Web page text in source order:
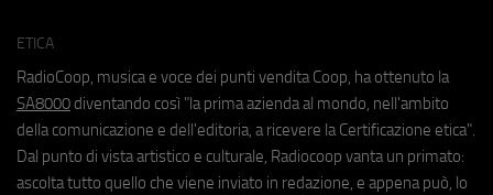
ETICA
RadioCoop, musica e voce dei punti vendita Coop, ha ottenuto la
SA8000 diventando così "la prima azienda al mondo, nell'ambito
della comunicazione e dell'editoria, a ricevere la Certificazione etica".
Dal punto di vista artistico e culturale, Radiocoop vanta un primato:
ascolta tutto quello che viene inviato in redazione, e appena può, lo